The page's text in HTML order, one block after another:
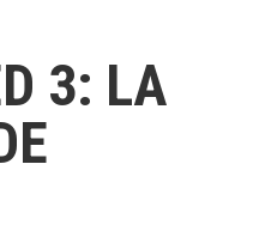
3: LA